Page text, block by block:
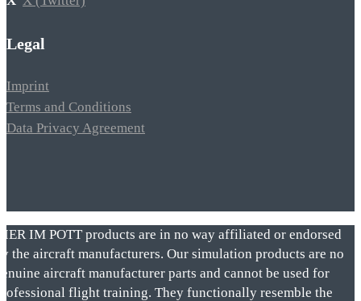
Legal
Imprint
Terms and Conditions
Data Privacy Agreement
IM POTT products are in no way affiliated or endorsed
the aircraft manufacturers. Our simulation products are no
aircraft manufacturer parts and cannot be used for
flight training. They functionally resemble the